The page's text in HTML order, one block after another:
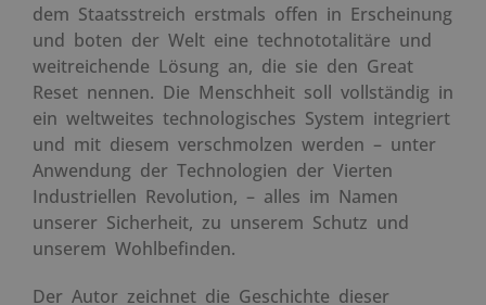
dem Staatsstreich erstmals offen in Erscheinung
und boten der Welt eine technototalitäre und
weitreichende Lösung an, die sie den Great
Reset nennen. Die Menschheit soll vollständig in
ein weltweites technologisches System integriert
und mit diesem verschmolzen werden – unter
Anwendung der Technologien der Vierten
Industriellen Revolution, – alles im Namen
unserer Sicherheit, zu unserem Schutz und
unserem Wohlbefinden.
Der Autor zeichnet die Geschichte dieser